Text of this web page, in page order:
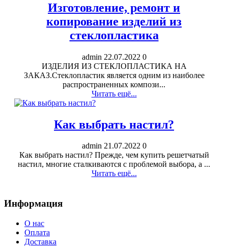
Изготовление, ремонт и
копирование изделий из
стеклопластика
admin 22.07.2022 0
ИЗДЕЛИЯ ИЗ СТЕКЛОПЛАСТИКА НА
ЗАКАЗ.Стеклопластик является одним из наиболее
распространенных компози...
Читать ещё...
Как выбрать настил?
admin 21.07.2022 0
Как выбрать настил? Прежде, чем купить решетчатый
настил, многие сталкиваются с проблемой выбора, а ...
Читать ещё...
Информация
О нас
Оплата
Доставка